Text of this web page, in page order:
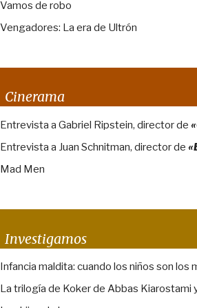
Vamos de robo
Vengadores: La era de Ultrón
Cinerama
Entrevista a Gabriel Ripstein, director de
Entrevista a Juan Schnitman, director de
Mad Men
Investigamos
Infancia maldita: cuando los niños son los
La trilogía de Koker de Abbas Kiarostami